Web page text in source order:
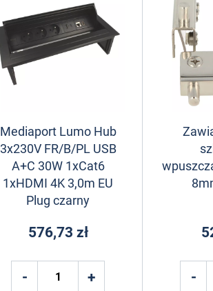
Mediaport Lumo Hub
3x230V FR/B/PL USB
A+C 30W 1xCat6
1xHDMI 4K 3,0m EU
Plug czarny
576,73 zł